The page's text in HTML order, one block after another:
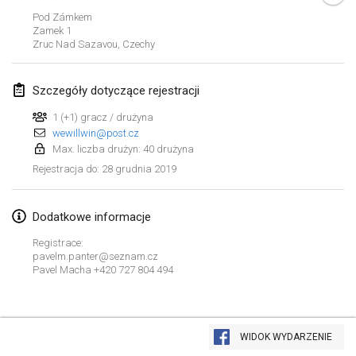
Lista widoku
Pod Zámkem
Zamek 1
Zruc Nad Sazavou Czechy
Szczegóły dotyczące rejestracji
1 (+1) gracz / drużyna
wewillwin@post.cz
Max. liczba drużyn: 40 drużyna
Rejestracja do: 28 grudnia 2019
Dodatkowe informacje
Registrace:
pavelm.panter@seznam.cz
Pavel Macha +420 727 804 494
WIDOK WYDARZENIE
Tournoi d'Hiver
Tournoi de Mölkky - Lesfous Dubâtonvaigeois
25 sty 2020 | Francja
1 lut 2020|Belgia
Möl'Krêpes
1 lut 2020|Francja